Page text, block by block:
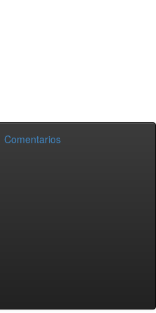
Comentarios